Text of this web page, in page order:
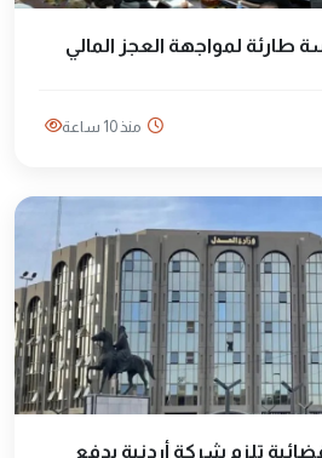
منذ 10 ساعة
تلزم شركة أردنية بدفع